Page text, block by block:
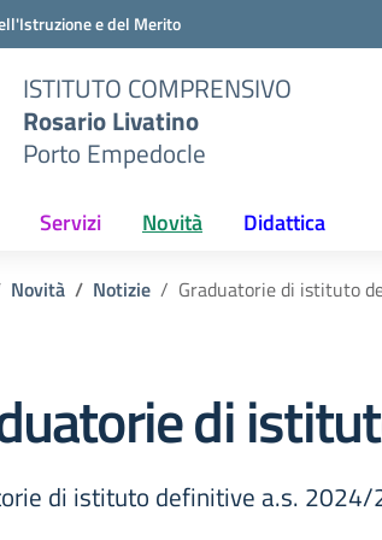
e del Merito
ISTITUTO COMPRENSIVO
Rosario Livatino
Porto Empedocle
Servizi Novità Didattica
Novità Notizie Graduatorie di istituto
di
di istituto definitive a.s.